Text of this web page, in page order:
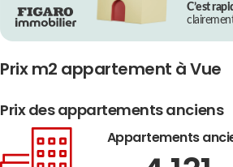
C’est
Prix m2 appartement à Vue
Prix des appartements anciens
Appartements